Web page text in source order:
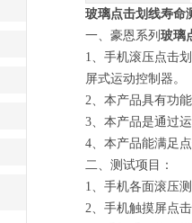
玻璃点击划线寿命
一、豪恩系列 玻璃
1、手机滚压点击
屏式运动控制器。
2、本产品具有功
3、本产品是通过
4、本产品能满足
二、测试项目：
1、手机各面滚压
2、手机触摸屏点